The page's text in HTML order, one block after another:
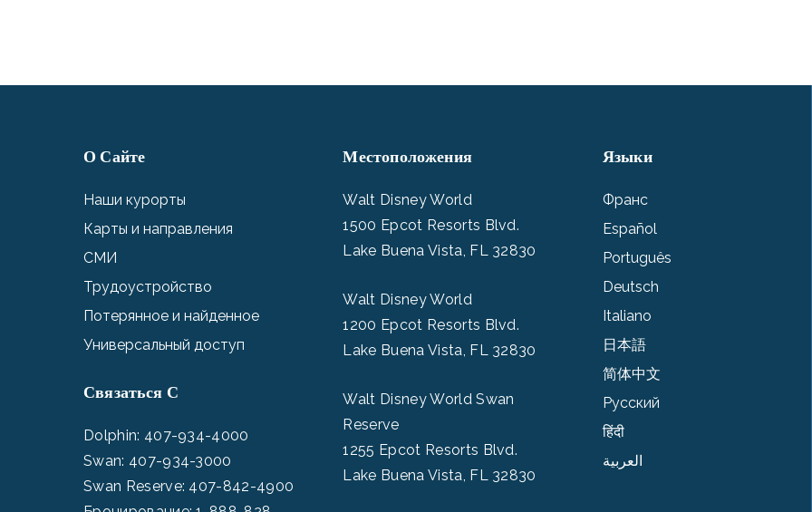
О Сайте
Наши курорты
Карты и направления
СМИ
Трудоустройство
Потерянное и найденное
Универсальный доступ
Связаться С
Dolphin: 407-934-4000
Swan: 407-934-3000
Swan Reserve: 407-842-4900
Местоположения
Walt Disney World
1500 Epcot Resorts Blvd.
Lake Buena Vista, FL 32830
Walt Disney World
1200 Epcot Resorts Blvd.
Lake Buena Vista, FL 32830
Walt Disney World Swan
Reserve
1255 Epcot Resorts Blvd.
Lake Buena Vista, FL 32830
Языки
Франс
Español
Português
Deutsch
Italiano
日本語
简体中文
Pусский
हिंदी
العربية